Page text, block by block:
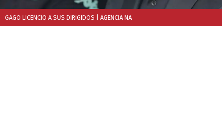
GAGO LICENCIO A SUS DIRIGIDOS | AGENCIA NA